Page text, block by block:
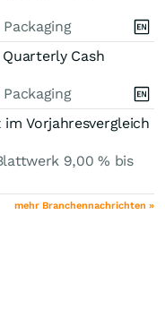
Cash
Vorjahresvergleich
9,00 % bis
mehr Branchennachrichten »